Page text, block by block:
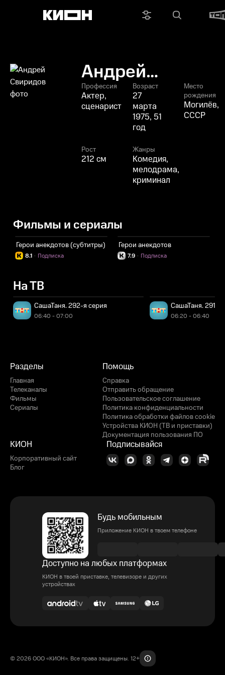
Андрей
Свиридов
Профессия
Актер,
сценарист
Возраст
27
марта
1975, 51
год
Место
рождения
Могилёв,
СССР
Рост
212 см
Жанры
Комедия,
мелодрама,
криминал
Фильмы и сериалы
Герои анекдотов (субтитры)
8.1 Подписка
·
Герои анекдотов
7.9 Подписка
·
На ТВ
СашаТаня. 292-я серия
06:40 - 07:00
СашаТаня. 291-я
06:20 - 06:40
Разделы
Главная
Телеканалы
Фильмы
Сериалы
Помощь
Справка
Отправить обращение
Пользовательское соглашение
Политика конфиденциальности
Политика обработки файлов cookie
Устройства КИОН (ТВ и приставки)
Документация пользования ПО
КИОН
Корпоративный сайт
Блог
Подписывайся
Будь мобильным
Приложение КИОН в твоем телефоне
Доступно на любых платформах
КИОН в твоей приставке, телевизоре и других
устройствах
© 2026 ООО «КИОН». Все права защищены. 12+